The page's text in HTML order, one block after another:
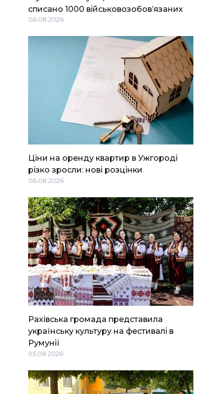
списано 1000 військовозобов’язаних
06.08.2026
Ціни на оренду квартир в Ужгороді
різко зросли: нові розцінки
06.08.2026
Рахівська громада представила
українську культуру на фестивалі в
Румунії
05.08.2026